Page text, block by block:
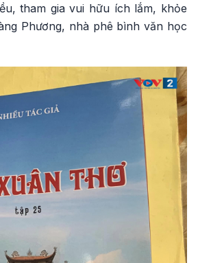
tham gia vui hữu ích lắm, khỏe
Phương, nhà phê bình văn học